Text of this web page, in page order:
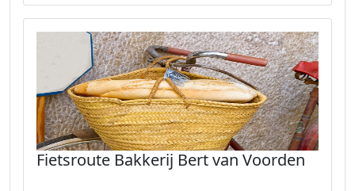
Fietsroute Bakkerij Bert van Voorden